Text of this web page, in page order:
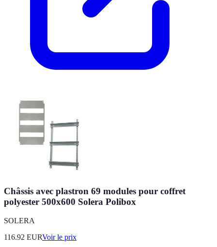
Châssis avec plastron 69 modules pour coffret
polyester 500x600 Solera Polibox
SOLERA
116.92 EURVoir le prix